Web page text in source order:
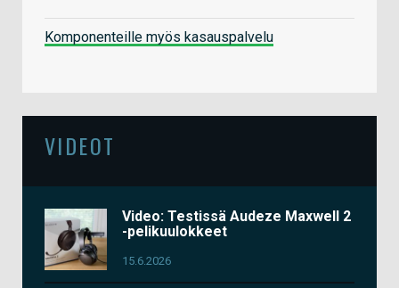
Komponenteille myös kasauspalvelu
VIDEOT
Video: Testissä Audeze Maxwell 2
-pelikuulokkeet
15.6.2026